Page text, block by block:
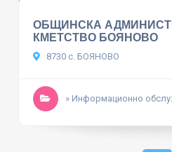
ОБЩИНСКА
КМЕТСТВО БОЯНОВО
8730 с. БОЯНОВО
» Информационно